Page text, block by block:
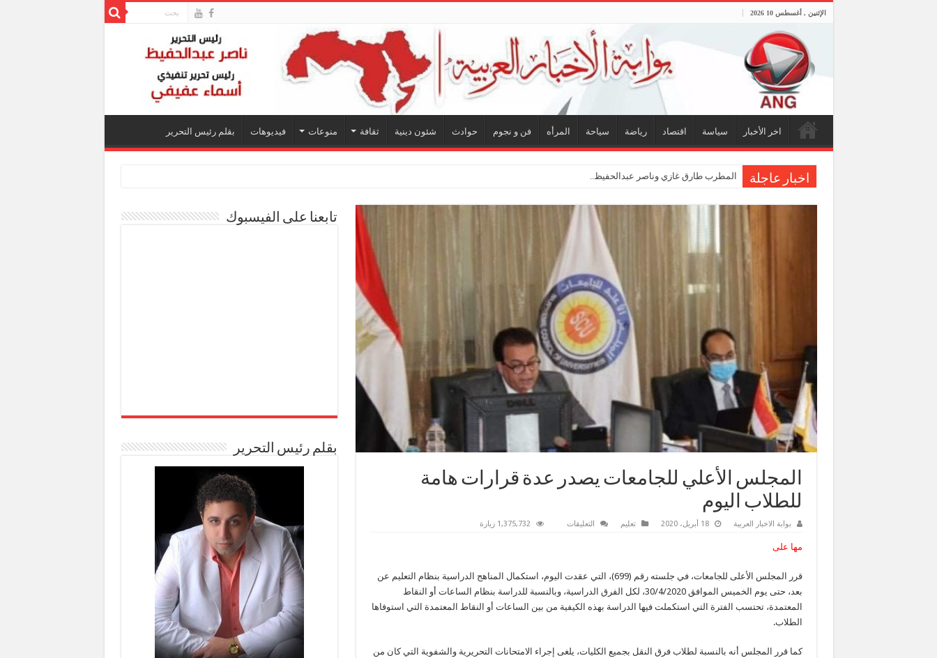
الإثنين , أغسطس 10 2026
اخر الأخبار سياسة اقتصاد رياضة سياحة المرأه فن و نجوم حوادث شئون دينية ثقافة منوعات فيديوهات بقلم رئيس التحرير
اخبار عاجلة المطرب طارق غازي وناصر عبدالحفيظ.. شراكة فنية ترسم ملا
المجلس الأعلي للجامعات يصدر عدة قرارات هامة
للطلاب اليوم
بوابة الاخبار العربية 18 أبريل، 2020 تعليم التعليقات
قرارات
هامة
للطلاب
اليوم
مغلقة
1,375,732 زيارة
مها على
قرر المجلس الأعلى للجامعات، في جلسته رقم (699)، التي عقدت اليوم، استكمال المناهج الدراسية بنظام التعليم عن
بعد، حتى يوم الخميس الموافق 30/4/2020، لكل الفرق الدراسية، وبالنسبة للدراسة بنظام الساعات أو النقاط
المعتمدة، تحتسب الفترة التي استكملت فيها الدراسة بهذه الكيفية من بين الساعات أو النقاط المعتمدة التي استوفاها
الطلاب.
كما قرر المجلس أنه بالنسبة لطلاب فرق النقل بجميع الكليات، يلغى إجراء الامتحانات التحريرية والشفوية التي كان من
تابعنا على الفيسبوك
بقلم رئيس التحرير